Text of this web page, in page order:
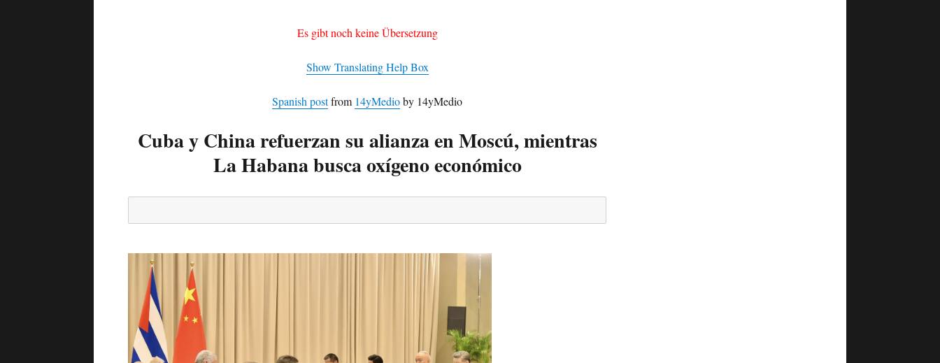
Es gibt noch keine Übersetzung
Show Translating Help Box
Spanish postfrom 14yMedioby 14yMedio
Cuba y China refuerzan su alianza en Moscú, mientras
La Habana busca oxígeno económico